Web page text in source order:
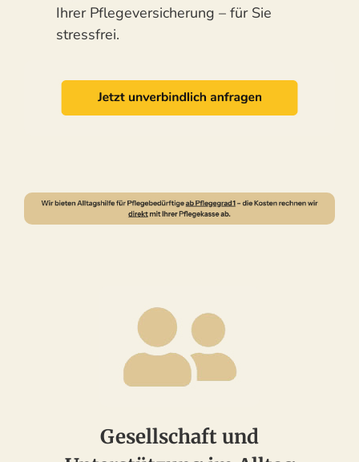
Ihrer Pflegeversicherung – für Sie
stressfrei.
Gesellschaft und